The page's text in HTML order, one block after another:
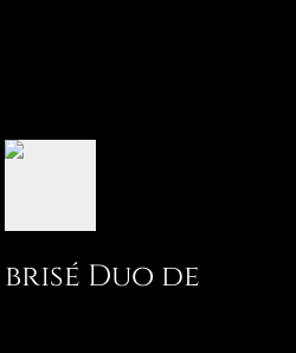
Duo de